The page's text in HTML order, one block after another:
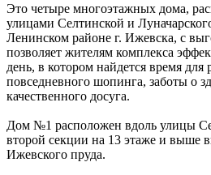
Это четыре многоэтажных дома,
улицами Селтинской и
Ленинском районе г. Ижевска, с
позволяет жителям комплекса
день, в котором найдется время для
повседневного шопинга, заботы о
качественного досуга.
Дом №1 расположен вдоль улицы
второй секции на 13 этаже и выше
Ижевского пруда.